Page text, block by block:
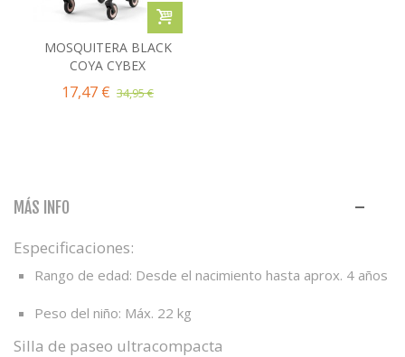
MOSQUITERA BLACK
COYA CYBEX
17,47 € 34,95 €
MÁS INFO
Especificaciones:
Rango de edad: Desde el nacimiento hasta aprox. 4 años
Peso del niño: Máx. 22 kg
Silla de paseo ultracompacta